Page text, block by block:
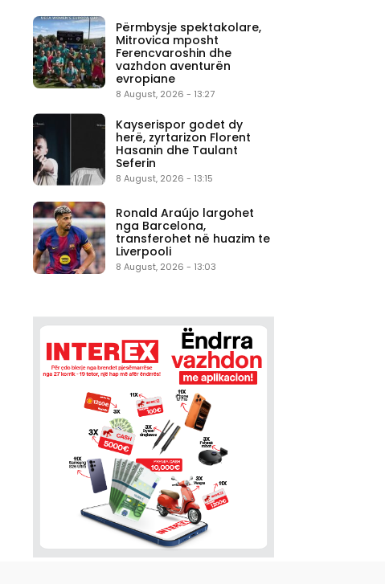
Përmbysje spektakolare,
Mitrovica mposht
Ferencvaroshin dhe
vazhdon aventurën
evropiane
8 August, 2026 - 13:27
Kayserispor godet dy
herë, zyrtarizon Florent
Hasanin dhe Taulant
Seferin
8 August, 2026 - 13:15
Ronald Araújo largohet
nga Barcelona,
transferohet në huazim te
Liverpooli
8 August, 2026 - 13:03